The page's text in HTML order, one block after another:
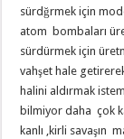
sürdğrmek için
atom bombaları
sürdürmek için
vahşet hale
halini aldırmak
bilmiyor daha çok
kanlı ,kirli savaşın